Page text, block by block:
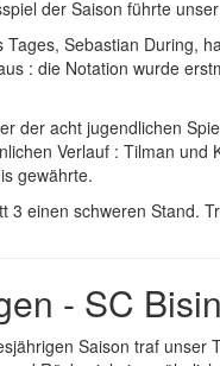
der Saison führte
Tages, Sebastian During,
: die Notation wurde
der acht jugendlichen
Verlauf : Tilman
gewährte.
3 einen schweren Stand.
- SC
Saison traf unser